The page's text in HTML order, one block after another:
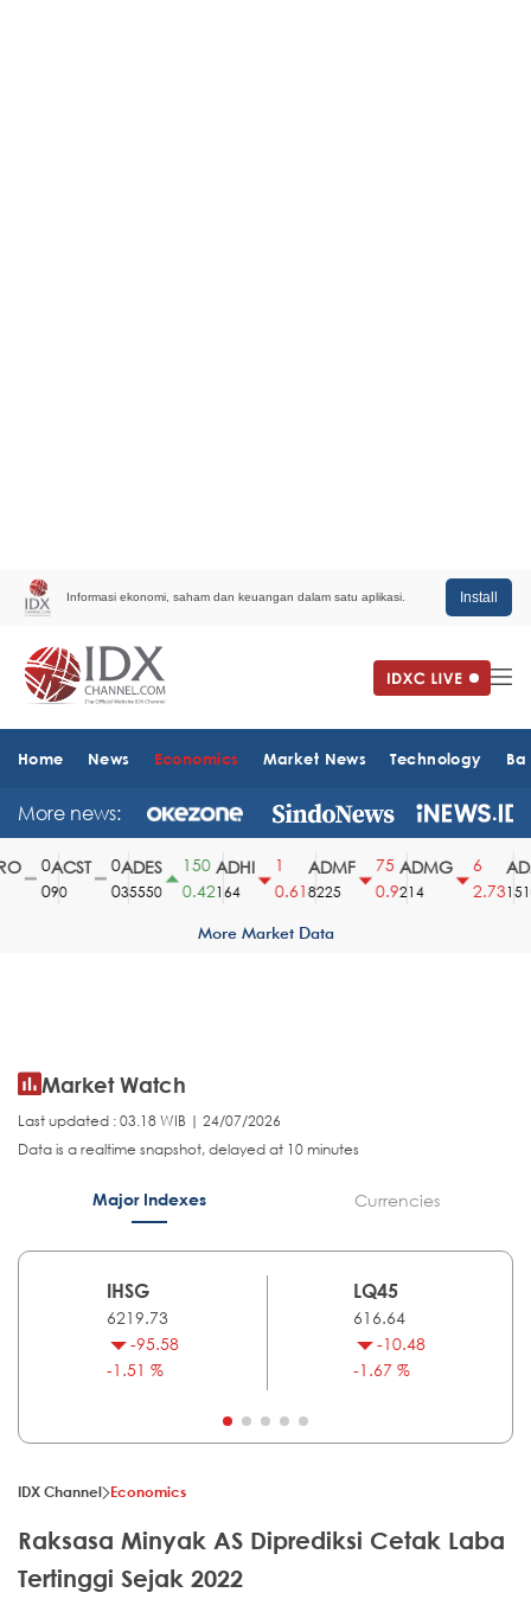
Informasi ekonomi, saham dan keuangan dalam satu aplikasi. Install
Home News Economics Market News Technology
More news:
ACST
90
ADES
35550
150
0.42
ADHI
164
0.61
ADMF
8225
75
0.9
ADMG
214
2.731510
More Market Data
Market Watch
Last updated : 03.18 WIB | 24/07/2026
Data is a realtime snapshot, delayed at 10 minutes
Major Indexes Currencies
IHSG
6219.73
-95.58
-1.51 %
LQ45
616.64
-10.48
-1.67 %
IDX Channel Economics
Raksasa Minyak AS Diprediksi Cetak Laba
Tertinggi Sejak 2022